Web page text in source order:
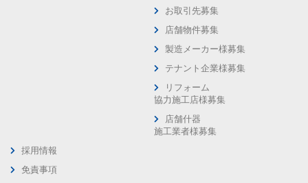
お取引先募集
店舗物件募集
製造メーカー様募集
テナント企業様募集
リフォーム
協力施工店様募集
店舗什器
施工業者様募集
採用情報
免責事項